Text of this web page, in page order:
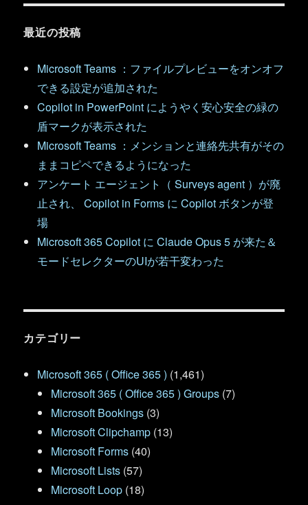
最近の投稿
Microsoft Teams ：ファイルプレビューをオンオフ
できる設定が追加された
Copilot in PowerPoint にようやく安心安全の緑の
盾マークが表示された
Microsoft Teams ：メンションと連絡先共有がその
ままコピペできるようになった
アンケート エージェント（ Surveys agent ）が廃
止され、 Copilot in Forms に Copilot ボタンが登
場
Microsoft 365 Copilot に Claude Opus 5 が来た＆
モードセレクターのUIが若干変わった
カテゴリー
Microsoft 365 ( Office 365 ) (1,461)
Microsoft 365 ( Office 365 ) Groups (7)
Microsoft Bookings (3)
Microsoft Clipchamp (13)
Microsoft Forms (40)
Microsoft Lists (57)
Microsoft Loop (18)